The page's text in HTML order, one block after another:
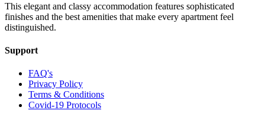
This elegant and classy accommodation features sophisticated
finishes and the best amenities that make every apartment feel
distinguished.
Support
FAQ's
Privacy Policy
Terms & Conditions
Covid-19 Protocols